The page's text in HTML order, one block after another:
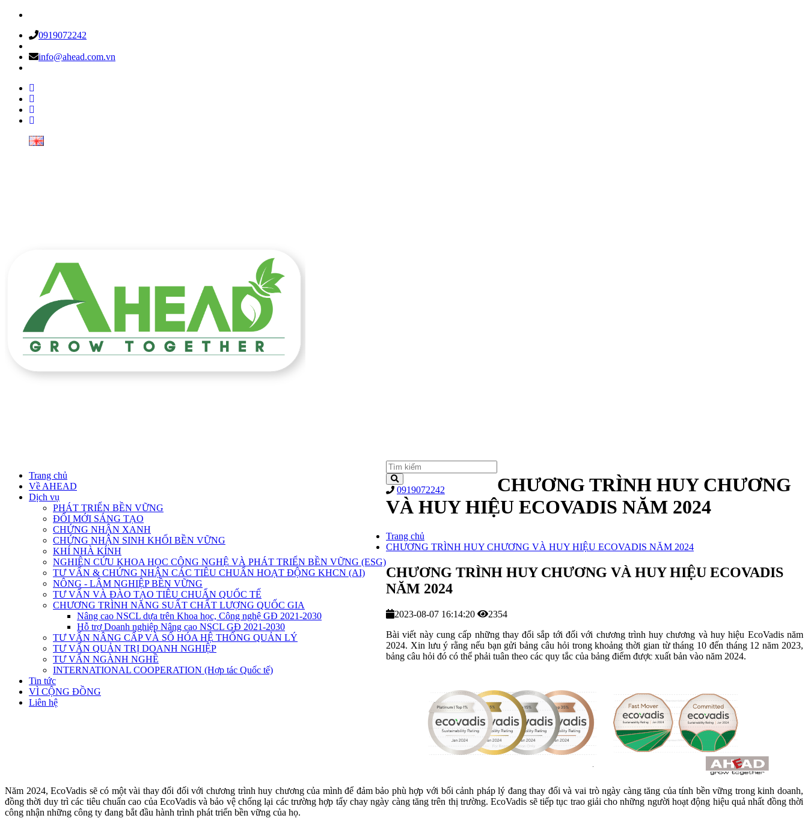
0919072242
info@ahead.com.vn
Trang chủ
Về AHEAD
Dịch vụ
PHÁT TRIỂN BỀN VỮNG
ĐỔI MỚI SÁNG TẠO
CHỨNG NHẬN XANH
CHỨNG NHẬN SINH KHỐI BỀN VỮNG
KHÍ NHÀ KÍNH
NGHIÊN CỨU KHOA HỌC CÔNG NGHỆ VÀ PHÁT TRIỂN BỀN VỮNG (ESG)
TƯ VẤN & CHỨNG NHẬN CÁC TIÊU CHUẨN HOẠT ĐỘNG KHCN (AI)
NÔNG - LÂM NGHIỆP BỀN VỮNG
TƯ VẤN VÀ ĐÀO TẠO TIÊU CHUẨN QUỐC TẾ
CHƯƠNG TRÌNH NĂNG SUẤT CHẤT LƯỢNG QUỐC GIA
Nâng cao NSCL dựa trên Khoa học, Công nghệ GĐ 2021-2030
Hỗ trợ Doanh nghiệp Nâng cao NSCL GĐ 2021-2030
TƯ VẤN NÂNG CẤP VÀ SỐ HÓA HỆ THỐNG QUẢN LÝ
TƯ VẤN QUẢN TRỊ DOANH NGHIỆP
TƯ VẤN NGÀNH NGHỀ
INTERNATIONAL COOPERATION (Hợp tác Quốc tế)
Tin tức
VÌ CỘNG ĐỒNG
Liên hệ
0919072242
CHƯƠNG TRÌNH HUY CHƯƠNG
VÀ HUY HIỆU ECOVADIS NĂM 2024
Trang chủ
CHƯƠNG TRÌNH HUY CHƯƠNG VÀ HUY HIỆU ECOVADIS NĂM 2024
CHƯƠNG TRÌNH HUY CHƯƠNG VÀ HUY HIỆU ECOVADIS
NĂM 2024
2023-08-07 16:14:20
2354
Bài viết này cung cấp những thay đổi sắp tới đối với chương trình huy chương và huy hiệu EcoVadis năm
2024. Xin lưu ý rằng nếu bạn gửi bảng câu hỏi trong khoảng thời gian từ tháng 10 đến tháng 12 năm 2023,
bảng câu hỏi đó có thể phải tuân theo các quy tắc của bảng điểm được xuất bản vào năm 2024.
Năm 2024, EcoVadis sẽ có một vài thay đổi đối với chương trình huy chương của mình để đảm bảo phù hợp với bối cảnh pháp lý đang thay đổi và vai trò ngày càng tăng của tính bền vững trong kinh doanh,
đồng thời duy trì các tiêu chuẩn cao của EcoVadis và bảo vệ chống lại các trường hợp tẩy chay ngày càng tăng trên thị trường. EcoVadis sẽ tiếp tục trao giải cho những người hoạt động hiệu quả nhất đồng thời
công nhận những công ty đang bắt đầu hành trình phát triển bền vững của họ.